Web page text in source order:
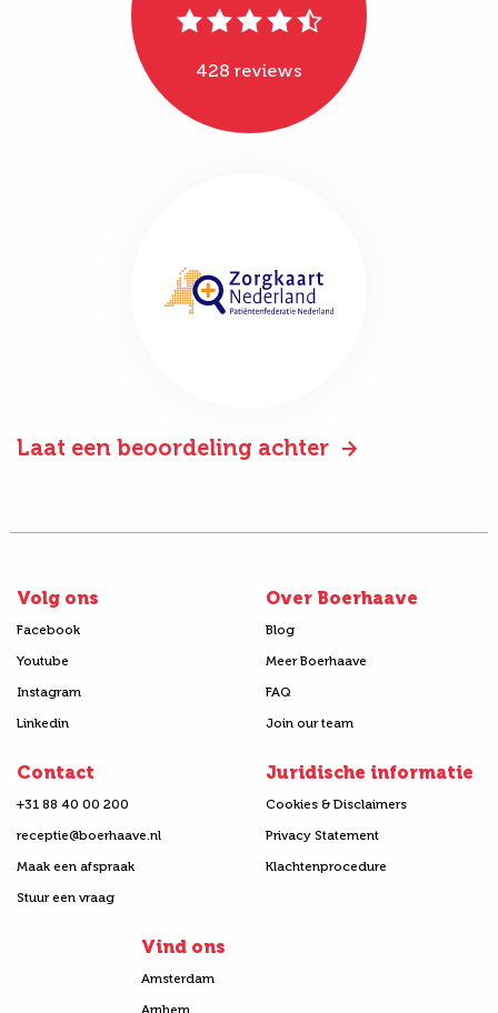
428 reviews
Laat een beoordeling achter
Volg ons
Facebook
Youtube
Instagram
Linkedin
Over Boerhaave
Blog
Meer Boerhaave
FAQ
Join our team
Contact
+31 88 40 00 200
receptie@boerhaave.nl
Maak een afspraak
Stuur een vraag
Juridische informatie
Cookies & Disclaimers
Privacy Statement
Klachtenprocedure
Vind ons
Amsterdam
Arnhem